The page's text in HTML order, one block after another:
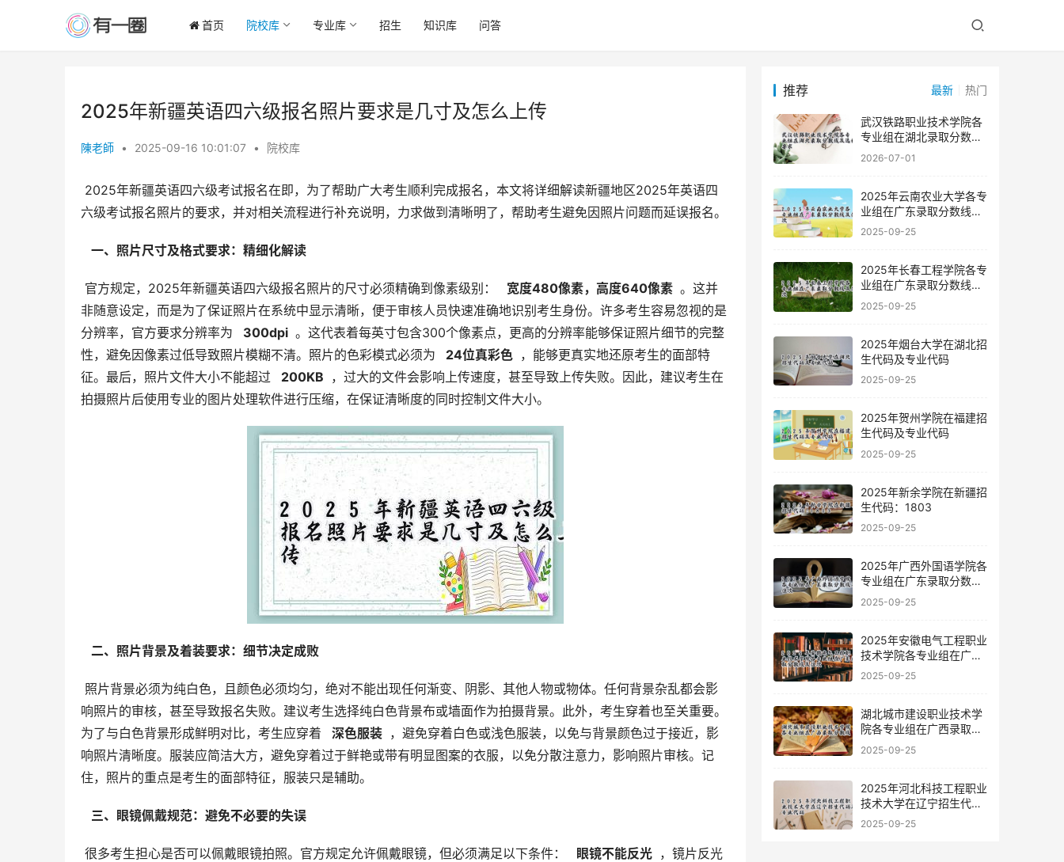
首页 院校库 专业库 招生 知识库 问答
2025年新疆英语四六级报名照片要求是几寸及怎么上传
陳老師 • 2025-09-16 10:01:07 • 院校库
六级考试报名照片的要求，并对相关流程进行补充说明，力求做到清晰明了，帮助考生避免因照片问题而延误报名。
  一、照片尺寸及格式要求：精细化解读
官方规定，2025年新疆英语四六级报名照片的尺寸必须精确到像素级别：
  宽度480像素，高度640像素
。这并
非随意设定，而是为了保证照片在系统中显示清晰，便于审核人员快速准确地识别考生身份。许多考生容易忽视的是
分辨率，官方要求分辨率为
  300dpi
。这代表着每英寸包含300个像素点，更高的分辨率能够保证照片细节的完整
性，避免因像素过低导致照片模糊不清。照片的色彩模式必须为
  24位真彩色
，能够更真实地还原考生的面部特
征。最后，照片文件大小不能超过
  200KB
，过大的文件会影响上传速度，甚至导致上传失败。因此，建议考生在
拍摄照片后使用专业的图片处理软件进行压缩，在保证清晰度的同时控制文件大小。
  二、照片背景及着装要求：细节决定成败
响照片的审核，甚至导致报名失败。建议考生选择纯白色背景布或墙面作为拍摄背景。此外，考生穿着也至关重要。
为了与白色背景形成鲜明对比，考生应穿着
  深色服装
，避免穿着白色或浅色服装，以免与背景颜色过于接近，影
响照片清晰度。服装应简洁大方，避免穿着过于鲜艳或带有明显图案的衣服，以免分散注意力，影响照片审核。记
住，照片的重点是考生的面部特征，服装只是辅助。
  三、眼镜佩戴规范：避免不必要的失误
很多考生担心是否可以佩戴眼镜拍照。官方规定允许佩戴眼镜，但必须满足以下条件：
  眼镜不能反光
，镜片反光
推荐 最新 热门
武汉铁路职业技术学院各
专业组在湖北录取分数线
及选科要求
2026-07-01
2025年云南农业大学各专
业组在广东录取分数线及
位次
2025-09-25
2025年长春工程学院各专
业组在广东录取分数线及
位次
2025-09-25
2025年烟台大学在湖北招
生代码及专业代码
2025-09-25
2025年贺州学院在福建招
生代码及专业代码
2025-09-25
2025年新余学院在新疆招
生代码：1803
2025-09-25
2025年广西外国语学院各
专业组在广东录取分数线
及位次
2025-09-25
2025年安徽电气工程职业
技术学院各专业组在广东
录取分数线及位次
2025-09-25
湖北城市建设职业技术学
院各专业组在广西录取分
数线
2025-09-25
2025年河北科技工程职业
技术大学在辽宁招生代码
及专业代码
2025-09-25